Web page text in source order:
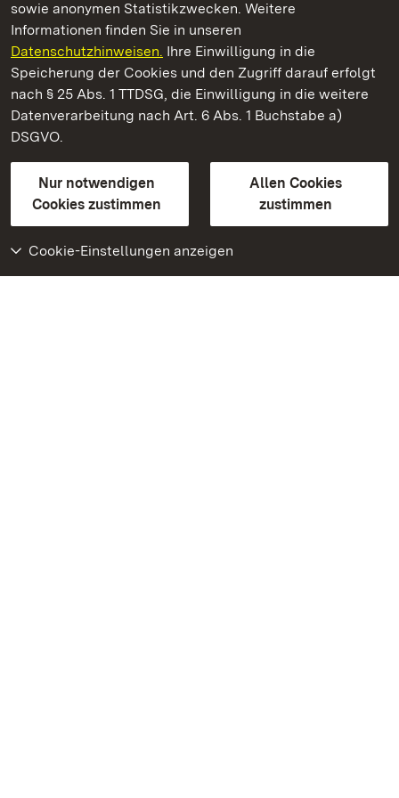
sowie anonymen Statistikzwecken. Weitere
Informationen finden Sie in unseren
Datenschutzhinweisen. Ihre Einwilligung in die
Speicherung der Cookies und den Zugriff darauf erfolgt
nach § 25 Abs. 1 TTDSG, die Einwilligung in die weitere
Datenverarbeitung nach Art. 6 Abs. 1 Buchstabe a)
DSGVO.
Nur notwendigen
Cookies zustimmen
Allen Cookies
zustimmen
Cookie-Einstellungen anzeigen
Kloster Alpirsbach
Staatliche Schlösser und Gärten Baden-Württemberg
Kontakt
GebärdenspracheLeichte Sprache
Erklärung zur Barrierefreiheit
BITV-konform (geprüfte Seiten)
Weiteres